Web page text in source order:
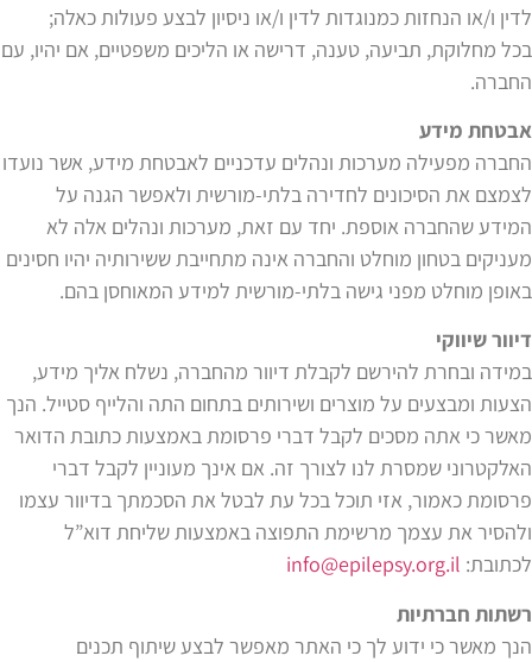
לדין ו/או הנחזות כמנוגדות לדין ו/או ניסיון לבצע פעולות כאלה;
בכל מחלוקת, תביעה, טענה, דרישה או הליכים משפטיים, אם יהיו, עם
החברה.
אבטחת מידע
החברה מפעילה מערכות ונהלים עדכניים לאבטחת מידע, אשר נועדו
לצמצם את הסיכונים לחדירה בלתי-מורשית ולאפשר הגנה על
המידע שהחברה אוספת. יחד עם זאת, מערכות ונהלים אלה לא
מעניקים בטחון מוחלט והחברה אינה מתחייבת ששירותיה יהיו חסינים
באופן מוחלט מפני גישה בלתי-מורשית למידע המאוחסן בהם.
דיוור שיווקי
במידה ובחרת להירשם לקבלת דיוור מהחברה, נשלח אליך מידע,
הצעות ומבצעים על מוצרים ושירותים בתחום התה והלייף סטייל. הנך
מאשר כי אתה מסכים לקבל דברי פרסומת באמצעות כתובת הדואר
האלקטרוני שמסרת לנו לצורך זה. אם אינך מעוניין לקבל דברי
פרסומת כאמור, אזי תוכל בכל עת לבטל את הסכמתך בדיוור עצמו
ולהסיר את עצמך מרשימת התפוצה באמצעות שליחת דוא”ל
לכתובת: info@epilepsy.org.il
רשתות חברתיות
הנך מאשר כי ידוע לך כי האתר מאפשר לבצע שיתוף תכנים